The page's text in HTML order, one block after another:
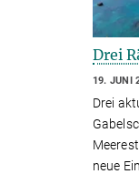
Drei
19. JUNI
Drei
neue